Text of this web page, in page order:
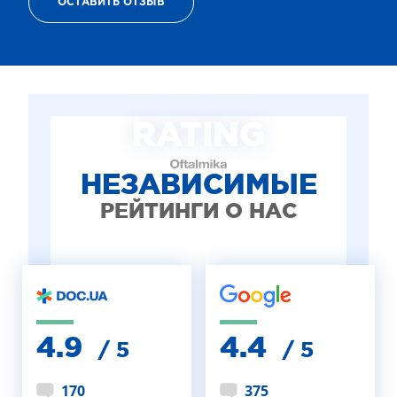
ТЕРАПИЯ САХАРНОГО ДИАБЕТА
ЛЕЧЕНИЕ ЗАБОЛЕВАНИЙ СЕТЧАТКИ
ЭСТЕТИЧЕСКАЯ ХИРУРГИЯ
ОСТАВИТЬ ОТЗЫВ
НЕЗАВИСИМЫЕ
РЕЙТИНГИ О НАС
4.9 / 5
170
4.4 / 5
375